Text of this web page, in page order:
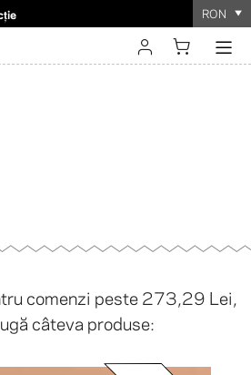
cu tarif redus pentru comenzi
RON
comenzi peste273,29 Lei,
câteva produse: